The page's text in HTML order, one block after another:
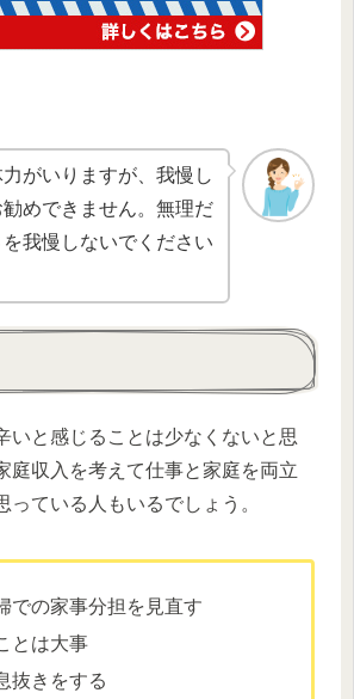
がいりますが、我慢し
めできません。無理だ
我慢しないでください
いと感じることは少なくないと思
庭収入を考えて仕事と家庭を両立
っている人もいるでしょう。
での家事分担を見直す
とは大事
抜きをする